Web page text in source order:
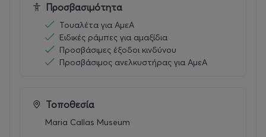
Προσβασιμότητα
Τουαλέτα για ΑμεΑ
Ειδικές ράμπες για αμαξίδια
Προσβάσιμες έξοδοι κινδύνου
Προσβάσιμος ανελκυστήρας για ΑμεΑ
Τοποθεσία
Maria Callas Museum